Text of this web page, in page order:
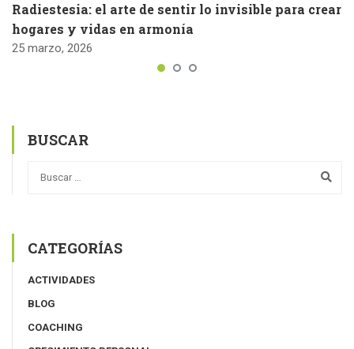
Radiestesia: el arte de sentir lo invisible para crear
hogares y vidas en armonía
25 marzo, 2026
BUSCAR
CATEGORÍAS
ACTIVIDADES
BLOG
COACHING